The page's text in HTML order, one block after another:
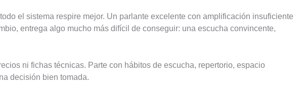
el sistema respire mejor. Un parlante excelente con amplificación insuficiente
entrega algo mucho más difícil de conseguir: una escucha convincente,
ni fichas técnicas. Parte con hábitos de escucha, repertorio, espacio
decisión bien tomada.